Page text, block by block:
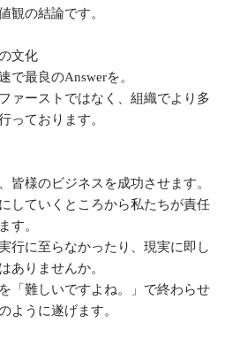
観の結論です。
文化
で最良のAnswerを。
ァーストではなく、組織でより多
っております。
皆様のビジネスを成功させます。
していくところから私たちが責任
す。
行に至らなかったり、現実に即し
ありませんか。
「難しいですよね。」で終わらせ
ように遂げます。